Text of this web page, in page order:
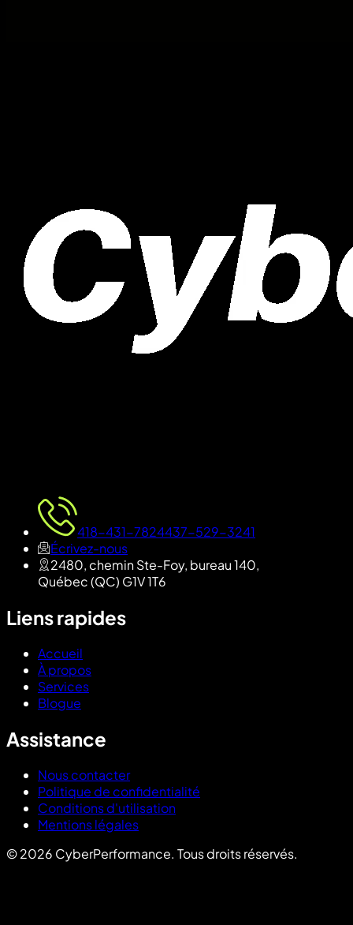
418-431-7824437-529-3241
Écrivez-nous
2480, chemin Ste-Foy, bureau 140,
Québec(QC) G1V 1T6
Liens rapides
Accueil
À propos
Services
Blogue
Assistance
Nous contacter
Politique de confidentialité
Conditions d'utilisation
Mentions légales
©2026 CyberPerformance. Tous droits réservés.